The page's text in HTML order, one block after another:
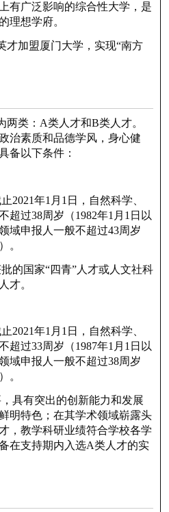
有广泛影响的综合性大学，是
理想学府。
才加盟厦门大学，实现“南方
两类：A类人才和B类人才。
治素质和品德学风，身心健
备以下条件：
2021年1月1日，自然科学、
超过38周岁（1982年1月1日以
域申报人一般不超过43周岁
。
的国家“四青”人才或人文社科
才。
2021年1月1日，自然科学、
超过33周岁（1987年1月1日以
域申报人一般不超过38周岁
。
具有突出的创新能力和发展
明特色；在其学术领域崭露头
，教学科研业绩符合学校各学
在支持期内入选A类人才的实